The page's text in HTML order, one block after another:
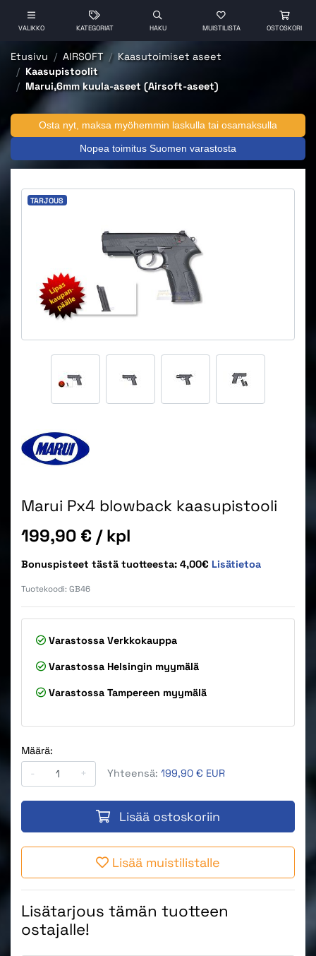
VALIKKO KATEGORIAT HAKU MUISTILISTA OSTOSKORI
Etusivu AIRSOFT
Kaasutoimiset aseet
Kaasupistoolit
Marui,6mm kuula-aseet (Airsoft-aseet)
Osta nyt, maksa myöhemmin laskulla tai osamaksulla
Nopea toimitus Suomen varastosta
TARJOUS
Marui Px4 blowback kaasupistooli
Hinta
199,90 € / kpl
Bonuspisteet tästä tuotteesta: 4,00€ Lisätietoa
Tuotekoodi: GB46
Varastossa Verkkokauppa
Varastossa Helsingin myymälä
Varastossa Tampereen myymälä
Määrä:
-
+ Yhteensä: 199,90 € EUR
Lisää ostoskoriin
Lisää muistilistalle
Lisätarjous tämän tuotteen
ostajalle!